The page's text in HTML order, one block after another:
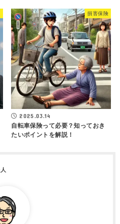
損害保険
2025.03.14
自転車保険って必要？知っておき
たいポイントを解説！